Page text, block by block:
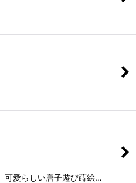
愛らしい唐子遊び蒔絵…